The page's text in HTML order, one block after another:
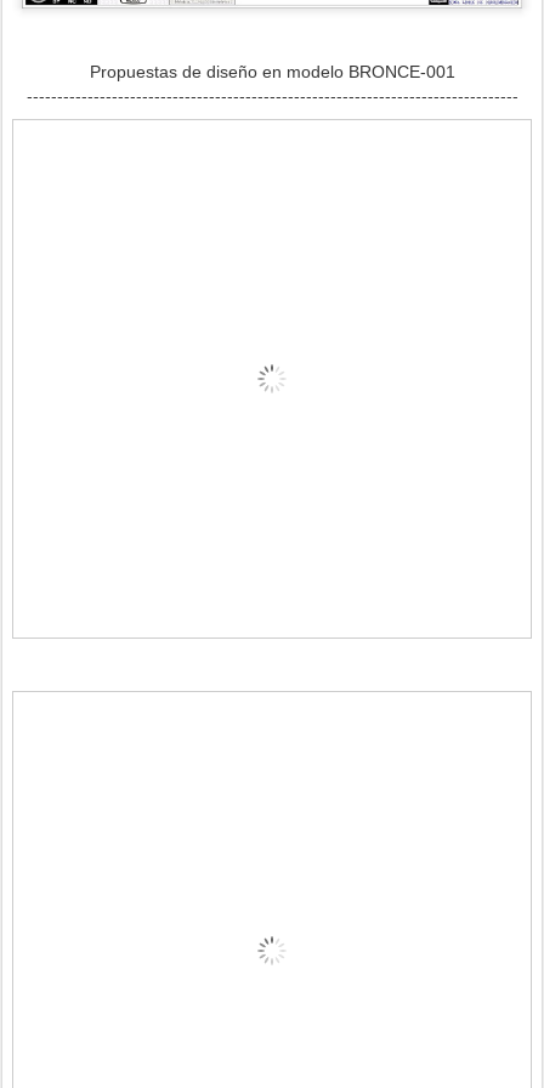
Propuestas de diseño en modelo BRONCE-001
---------------------------------------------------------------------------------